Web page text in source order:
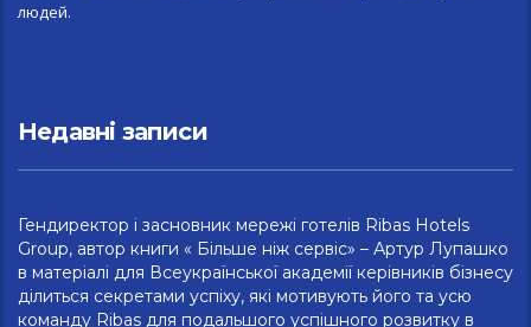
людей.
Недавні записи
Гендиректор і засновник мережі готелів Ribas Hotels
Group, автор книги « Більше ніж сервіс» – Артур Лупашко
в матеріалі для Всеукраїнської академії керівників бізнесу
ділиться секретами успіху, які мотивують його та усю
команду Ribas для подальшого успішного розвитку в